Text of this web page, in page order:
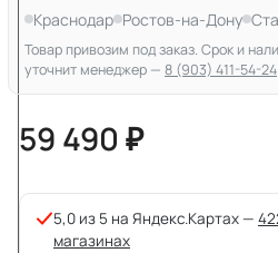
Краснодар Ростов-на-Дону
Товар привозим под заказ. Срок и
уточнит менеджер — 8 (903) 411-54-24
59 490 ₽
5,0 из 5 на Яндекс.Картах —
магазинах